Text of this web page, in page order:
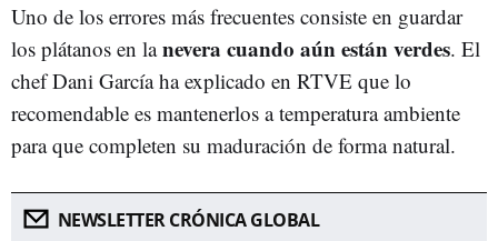
Uno de los errores más frecuentes consiste en guardar
los plátanos en lanevera cuando aún están verdes. El
chef Dani García ha explicado en RTVE que lo
recomendable es mantenerlos a temperatura ambiente
para que completen su maduración de forma natural.
NEWSLETTER CRÓNICA GLOBAL